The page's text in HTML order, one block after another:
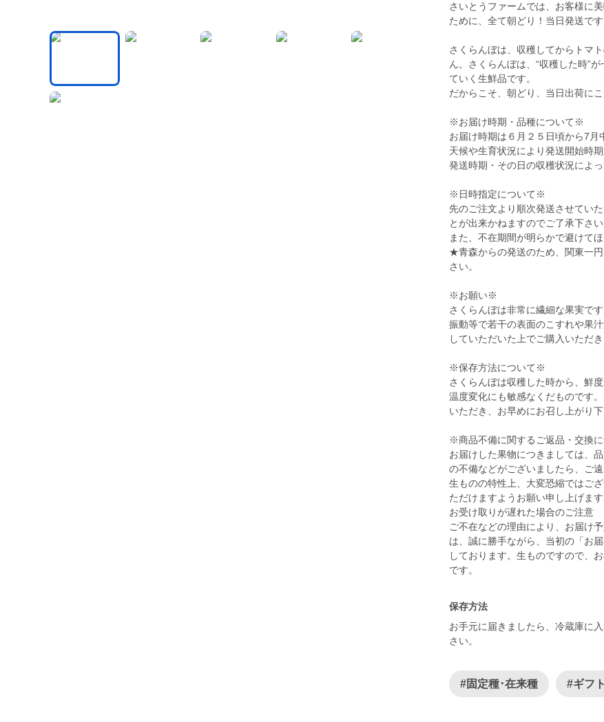
さいとうファームでは、お客様に
ために、全て朝どり！当日発送です
さくらんぼは、収穫してからトマ
ん。さくらんぼは、“収穫した時”
ていく生鮮品です。
だからこそ、朝どり、当日出荷に
※お届け時期・品種について※
お届け時期は６月２５日頃から7月
天候や生育状況により発送開始時
発送時期・その日の収穫状況によ
※日時指定について※
先のご注文より順次発送させてい
とが出来かねますのでご了承下さい
また、不在期間が明らかで避けて
★青森からの発送のため、関東一
さい。
※お願い※
さくらんぼは非常に繊細な果実で
振動等で若干の表面のこすれや果
していただいた上でご購入いただ
※保存方法について※
さくらんぼは収穫した時から、鮮度
温度変化にも敏感なくだものです
いただき、お早めにお召し上がり下
※商品不備に関するご返品・交換
お届けした果物につきましては、
の不備などがございましたら、ご
生ものの特性上、大変恐縮ではご
ただけますようお願い申し上げます
お受け取りが遅れた場合のご注意
ご不在などの理由により、お届け
は、誠に勝手ながら、当初の「お
しております。生ものですので、
です。
保存方法
お手元に届きましたら、冷蔵庫に
さい。
#固定種･在来種 #ギフ